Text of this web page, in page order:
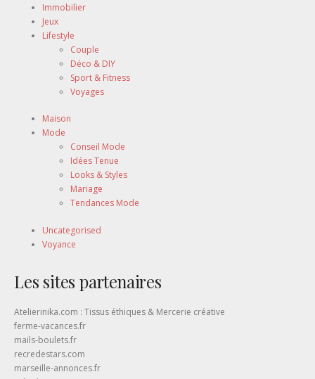
Immobilier
Jeux
Lifestyle
Couple
Déco & DIY
Sport & Fitness
Voyages
Maison
Mode
Conseil Mode
Idées Tenue
Looks & Styles
Mariage
Tendances Mode
Uncategorised
Voyance
Les sites partenaires
Atelierinika.com : Tissus éthiques & Mercerie créative
ferme-vacances.fr
mails-boulets.fr
recredestars.com
marseille-annonces.fr